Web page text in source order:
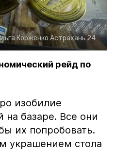
Корженко Астрахань 24
рейд по
изобилие
на базаре. Все они
их попробовать.
украшением стола